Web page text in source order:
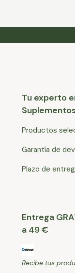
Tu experto
Productos
Garantía de
Plazo de
Entrega
a 49 €
Recibe tus